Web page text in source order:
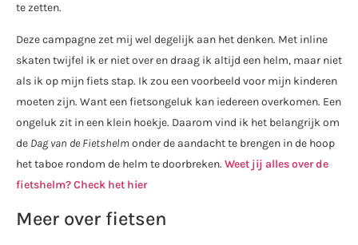
te zetten.
Deze campagne zet mij wel degelijk aan het denken. Met inline
skaten twijfel ik er niet over en draag ik altijd een helm, maar niet
als ik op mijn fiets stap. Ik zou een voorbeeld voor mijn kinderen
moeten zijn. Want een fietsongeluk kan iedereen overkomen. Een
ongeluk zit in een klein hoekje. Daarom vind ik het belangrijk om
de Dag van de Fietshelm onder de aandacht te brengen in de hoop
het taboe rondom de helm te doorbreken. Weet jij alles over de
fietshelm? Check het hier
Meer over fietsen